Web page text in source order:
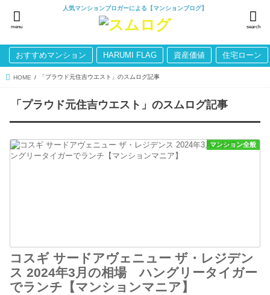
人気マンションブロガーによる【マンションブログ】
search
menu
おすすめマンション HARUMI FLAG 資産価値 住宅ローン
HOME 「プラウド元住吉ウエスト」のスムログ記事
「プラウド元住吉ウエスト」のスムログ記事
マンション全般
コスギ サードアヴェニュー ザ・レジデン
ス 2024年3月の相場 ハングリータイガー
でランチ【マンションマニア】